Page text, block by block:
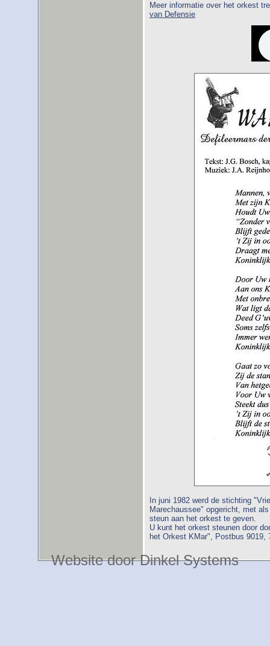
Meer informatie over het orkest
van Defensie
In juni 1982 werd de stichting
Marechaussee" opgericht, met
steun aan het orkest te geven.
U kunt het orkest steunen door
het Orkest KMar", Postbus 9019,
Website door Dinkel Systems